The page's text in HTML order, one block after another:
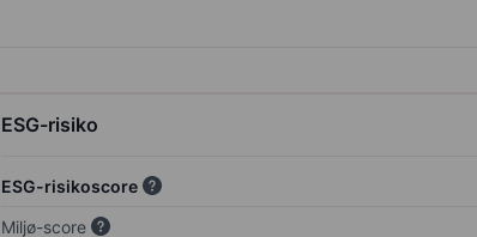
ESG-risiko
ESG-risikoscore
Miljø-score